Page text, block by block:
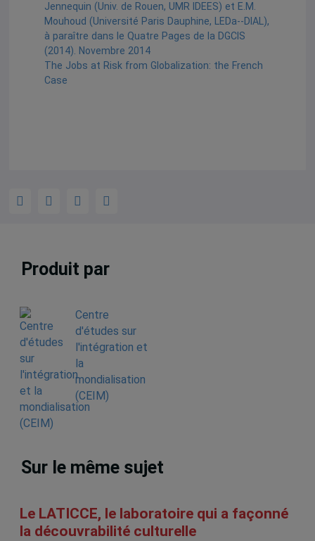
Jennequin (Univ. de Rouen, UMR IDEES) et E.M.
Mouhoud (Université Paris Dauphine, LEDa-­‐DIAL),
à paraître dans le Quatre Pages de la DGCIS
(2014). Novembre 2014
The Jobs at Risk from Globalization: the French
Case
Produit par
Centre
d'études sur
l'intégration et
la
mondialisation
(CEIM)
Sur le même sujet
Le LATICCE, le laboratoire qui a façonné
la découvrabilité culturelle